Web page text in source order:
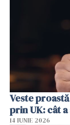
Veste
prin UK: cât
14 IUNIE 2026